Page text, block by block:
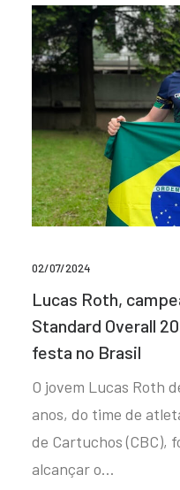
02/07/2024
Lucas Roth,
Standard Overall
festa no Brasil
O jovem Lucas Roth
anos, do time de
de Cartuchos (CBC),
alcançar o…